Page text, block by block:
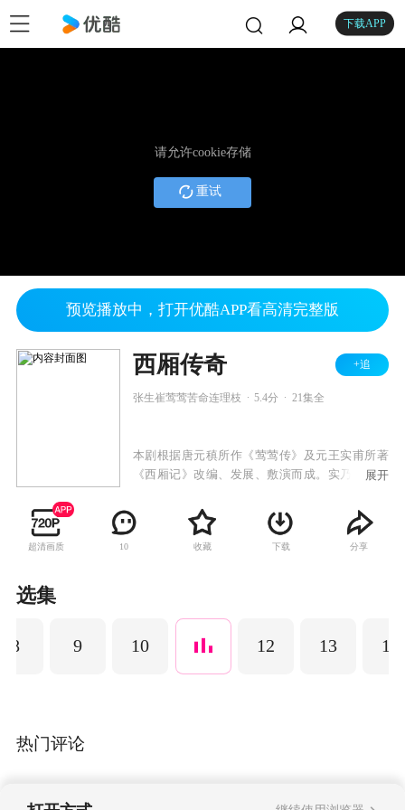
下载APP
请允许cookie存储
重试
预览播放中，打开优酷APP看高清完整版
西厢传奇 +追
张生崔莺莺苦命连理枝 5.4分 21集全
本剧根据唐元稹所作《莺莺传》及元王实甫所著
《西厢记》改编、发展、敷演而成。实乃元稹自
夫人过洛阳，见难民当道，因而痛骂迎面相遇
的“洛阳知府”。谁知被骂者越挨骂越高兴，原来
此人竟是名播海内的才子张生。张生本来便恃才
法诱出张生不满朝政之言论，将其堂审收监。张
生毫不屈服，诟骂不止。后经友人设法营救出
展开
超清画质 10 收藏 下载 分享
选集
8 9 10 12 13 14
热门评论